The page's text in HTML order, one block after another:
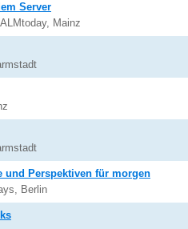
Server
Mainz
und Perspektiven für morgen
Berlin